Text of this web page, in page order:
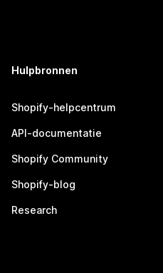
Hulpbronnen
Shopify-helpcentrum
API-documentatie
Shopify Community
Shopify-blog
Research